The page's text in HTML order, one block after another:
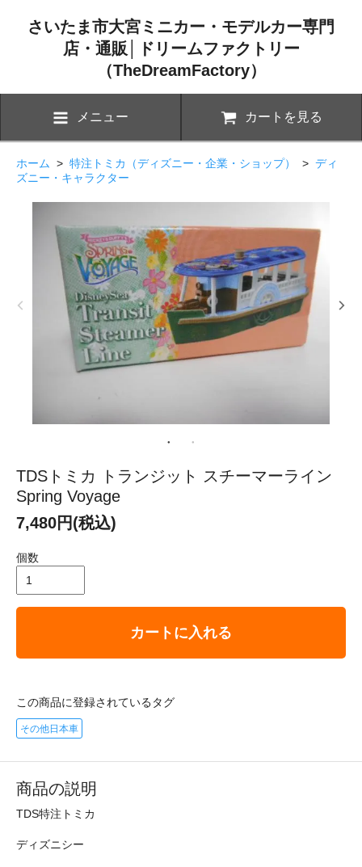
さいたま市大宮ミニカー・モデルカー専門
店・通販│ドリームファクトリー
（TheDreamFactory）
メニュー カートを見る
ホーム > 特注トミカ（ディズニー・企業・ショップ） > ディ
ズニー・キャラクター
TDSトミカ トランジット スチーマーライン
Spring Voyage
7,480円(税込)
個数
カートに入れる
この商品に登録されているタグ
その他日本車
商品の説明
TDS特注トミカ
ディズニシー